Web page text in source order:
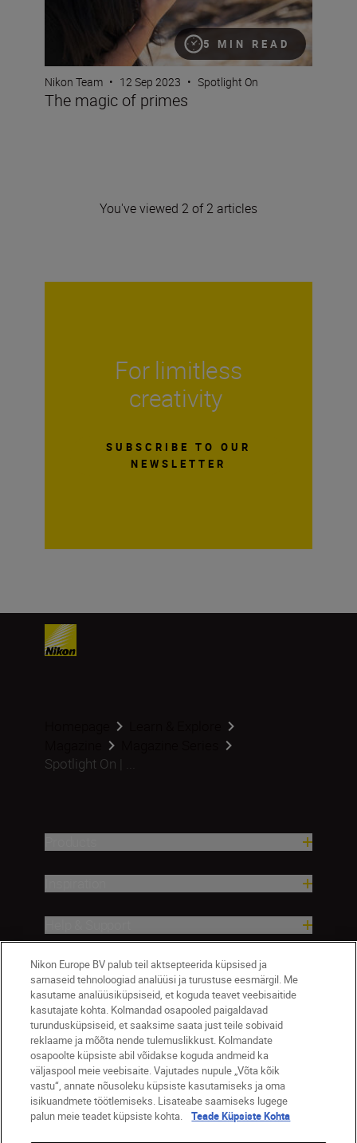
5 MIN READ
Nikon Team • 12 Sep 2023 • Spotlight On
The magic of primes
You've viewed 2 of 2 articles
For limitless
creativity
SUBSCRIBE TO OUR
NEWSLETTER
Spotlight On | ...
Company
Eesti Nikon Sites
Nikon Europe BV palub teil aktsepteerida küpsised ja
sarnaseid tehnoloogiad analüüsi ja turustuse eesmärgil. Me
kasutame analüüsiküpsiseid, et koguda teavet veebisaitide
kasutajate kohta. Kolmandad osapooled paigaldavad
turundusküpsiseid, et saaksime saata just teile sobivaid
reklaame ja mõõta nende tulemuslikkust. Kolmandate
osapoolte küpsiste abil võidakse koguda andmeid ka
väljaspool meie veebisaite. Vajutades nupule „Võta kõik
vastu“, annate nõusoleku küpsiste kasutamiseks ja oma
isikuandmete töötlemiseks. Lisateabe saamiseks lugege
palun meie teadet küpsiste kohta.
Teade Küpsiste Kohta